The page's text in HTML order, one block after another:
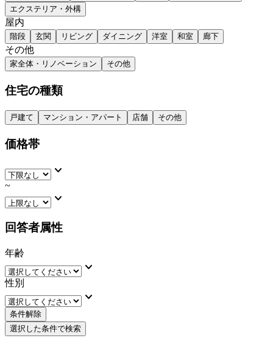
エクステリア・外構
屋内
階段 玄関 リビング ダイニング 洋室 和室 廊下
その他
家全体・リノベーション その他
住宅の種類
戸建て マンション・アパート 店舗 その他
価格帯
keyboard_arrow_down
~
keyboard_arrow_down
回答者属性
年齢
keyboard_arrow_down
性別
keyboard_arrow_down
条件解除
選択した条件で検索